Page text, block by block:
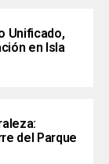
Unificado,
en Isla
del Parque